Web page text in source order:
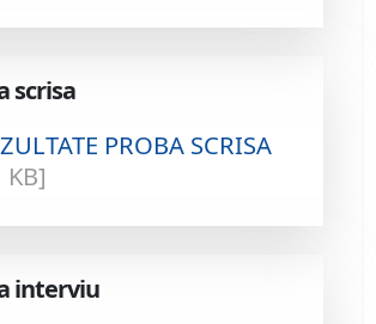
scrisa
PROBA SCRISA
interviu